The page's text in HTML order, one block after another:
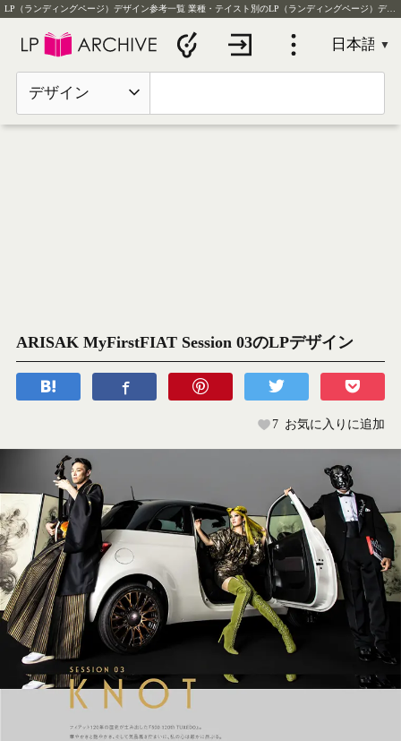
LP（ランディングページ）デザイン参考一覧 業種・テイスト別のLP（ランディングページ）デザイン実例を毎日更新
デザイン
ARISAK MyFirstFIAT Session 03のLPデザイン
7 お気に入りに追加